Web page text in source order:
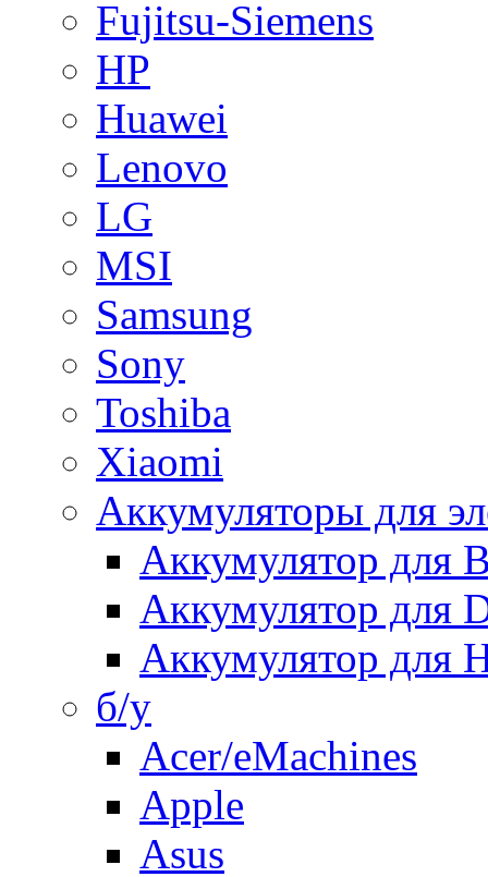
Fujitsu-Siemens
HP
Huawei
Lenovo
LG
MSI
Samsung
Sony
Toshiba
Xiaomi
Аккумуляторы для
Аккумулятор для
Аккумулятор для
Аккумулятор для
б/у
Acer/eMachines
Apple
Asus